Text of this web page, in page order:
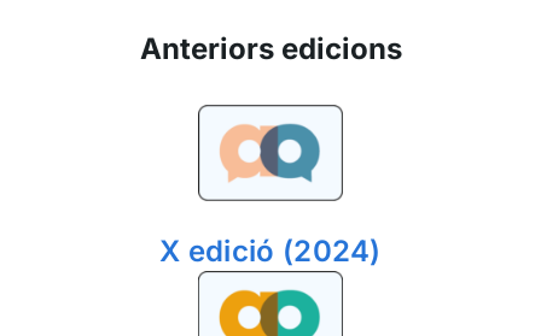
Anteriors edicions
X edició (2024)